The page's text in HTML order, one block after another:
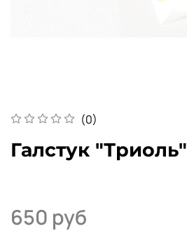
(0)
Галстук "Триоль"
650 руб